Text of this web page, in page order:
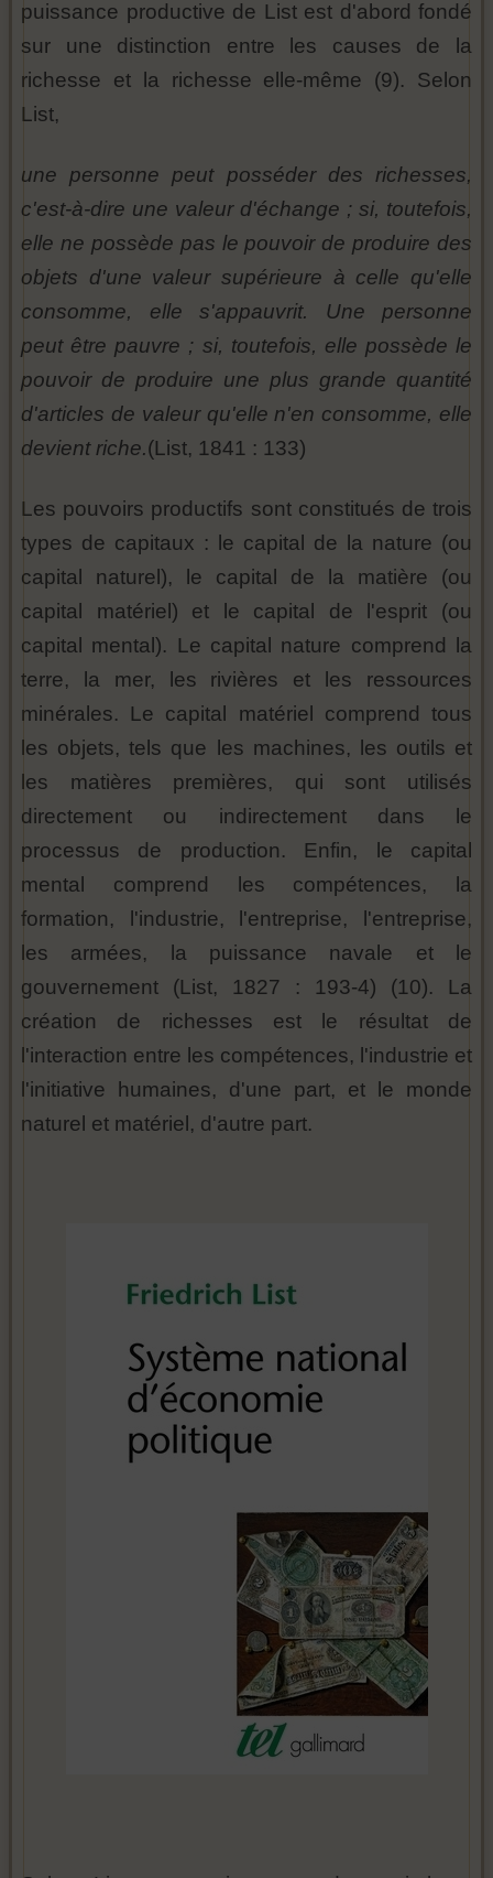
puissance productive de List est d'abord fondé
sur une distinction entre les causes de la
richesse et la richesse elle-même (9). Selon
List,
une personne peut posséder des richesses,
c'est-à-dire une valeur d'échange ; si, toutefois,
elle ne possède pas le pouvoir de produire des
objets d'une valeur supérieure à celle qu'elle
consomme, elle s'appauvrit. Une personne
peut être pauvre ; si, toutefois, elle possède le
pouvoir de produire une plus grande quantité
d'articles de valeur qu'elle n'en consomme, elle
devient riche.(List, 1841 : 133)
Les pouvoirs productifs sont constitués de trois
types de capitaux : le capital de la nature (ou
capital naturel), le capital de la matière (ou
capital matériel) et le capital de l'esprit (ou
capital mental). Le capital nature comprend la
terre, la mer, les rivières et les ressources
minérales. Le capital matériel comprend tous
les objets, tels que les machines, les outils et
les matières premières, qui sont utilisés
directement ou indirectement dans le
processus de production. Enfin, le capital
mental comprend les compétences, la
formation, l'industrie, l'entreprise, l'entreprise,
les armées, la puissance navale et le
gouvernement (List, 1827 : 193-4) (10). La
création de richesses est le résultat de
l'interaction entre les compétences, l'industrie et
l'initiative humaines, d'une part, et le monde
naturel et matériel, d'autre part.